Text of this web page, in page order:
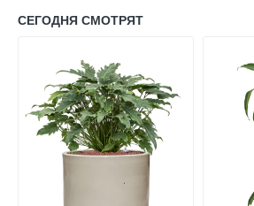
СЕГОДНЯ СМОТРЯТ